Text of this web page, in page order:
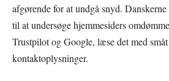
afgørende for at undgå snyd.
til at undersøge hjemmesiders
Trustpilot og Google, læse det med
kontaktoplysninger.